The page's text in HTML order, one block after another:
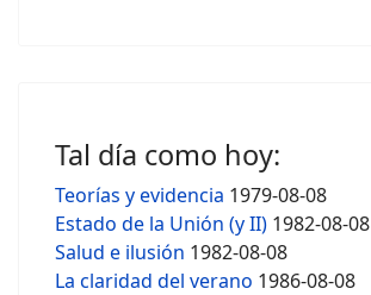
Tal día como hoy:
Teorías y evidencia 1979-08-08
Estado de la Unión (y II) 1982-08-08
Salud e ilusión 1982-08-08
La claridad del verano 1986-08-08